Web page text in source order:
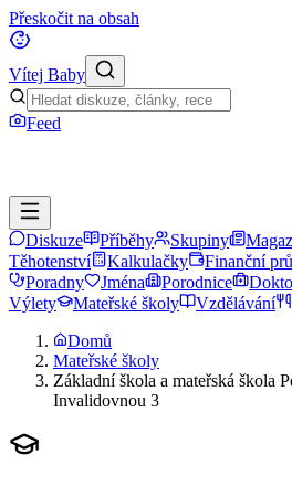
Přeskočit na obsah
Vítej Baby
Feed
Diskuze Příběhy Skupiny
Těhotenství
Kalkulačky Finanční
Poradny
Jména Porodnice
Výlety
Mateřské školy Vzdělávání
Domů
Mateřské školy
Základní škola a mateřská škola
Invalidovnou 3